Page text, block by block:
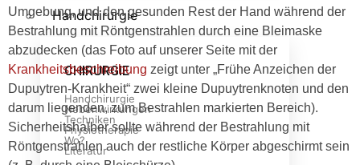
Handchirurgie
CHIRURGIE
Handchirurgie
Nebenwirkungen
Techniken
Physiotherapie
Wo?
Literatur
Umgebung, und den gesunden Rest der Hand während der
Bestrahlung mit Röntgenstrahlen durch eine Bleimaske
abzudecken (das Foto auf unserer Seite mit der
Krankheitsbeschreibung zeigt unter „Frühe Anzeichen der
Dupuytren-Krankheit“ zwei kleine Dupuytrenknoten und den
darum liegenden, zum Bestrahlen markierten Bereich).
Sicherheitshalber sollte während der Bestrahlung mit
Röntgenstrahlen auch der restliche Körper abgeschirmt sein